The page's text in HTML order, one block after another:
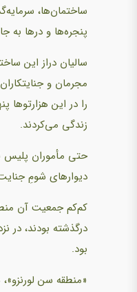
ساختمان‌ها،
پنجره‌ها و درها به
سالیان دراز این
مجرمان و
را در این هزارتوها
زندگی می‌کردند.
حتی مأموران پلیس
دیوارهای شومِ
کم‌کم جمعیت آن
درگذشته بودند،
بود.
«منطقه سن